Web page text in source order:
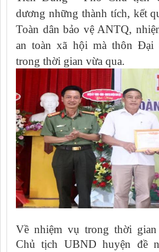
dương những thành tích, kết
Toàn dân bảo vệ ANTQ,
an toàn xã hội mà thôn Đại
trong thời gian vừa qua.
Về nhiệm vụ trong thời
Chủ tịch UBND huyện đề